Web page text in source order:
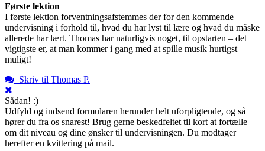
Første lektion
I første lektion forventningsafstemmes der for den kommende
undervisning i forhold til, hvad du har lyst til lære og hvad du måske
allerede har lært. Thomas har naturligvis noget, til opstarten – det
vigtigste er, at man kommer i gang med at spille musik hurtigst
muligt!
Skriv til Thomas P.
Sådan! :)
Udfyld og indsend formularen herunder helt uforpligtende, og så
hører du fra os snarest! Brug gerne beskedfeltet til kort at fortælle
om dit niveau og dine ønsker til undervisningen. Du modtager
herefter en kvittering på mail.